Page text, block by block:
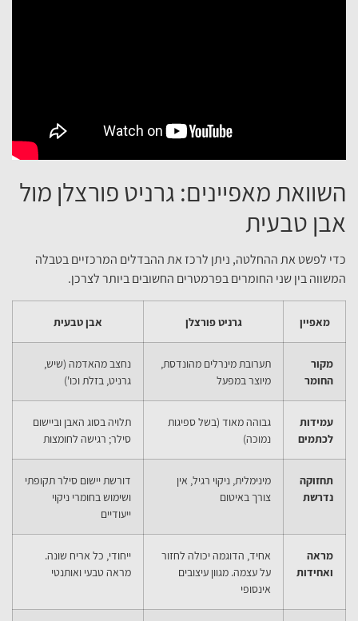
השוואת מאפיינים: גרניט פורצלן מול
אבן טבעית
כדי לפשט את ההחלטה, ניתן לרכז את ההבדלים המרכזיים בטבלה
המשווה בין שני החומרים בפרמטרים החשובים ביותר לצרכן.
מאפיין גרניט פורצלן אבן טבעית
מקור
החומר
תערובת מינרלים מהונדסת,
מיוצר במפעל
נחצב מהאדמה (שיש,
גרניט, בזלת וכו')
עמידות
לכתמים
גבוהה מאוד (בשל ספיגות
נמוכה)
תלויה בסוג האבן וביישום
סילר; רגישה לחומצות
תחזוקה
נדרשת
מינימלית, ניקוי רגיל, אין
צורך באיטום
דורשת יישום סילר תקופתי
ושימוש בחומרי ניקוי
ייעודיים
מראה
ואחידות
אחיד, הדוגמה יכולה לחזור
על עצמה. מגוון עיצובים
אינסופי
ייחודי, כל אריח שונה.
מראה טבעי ואותנטי